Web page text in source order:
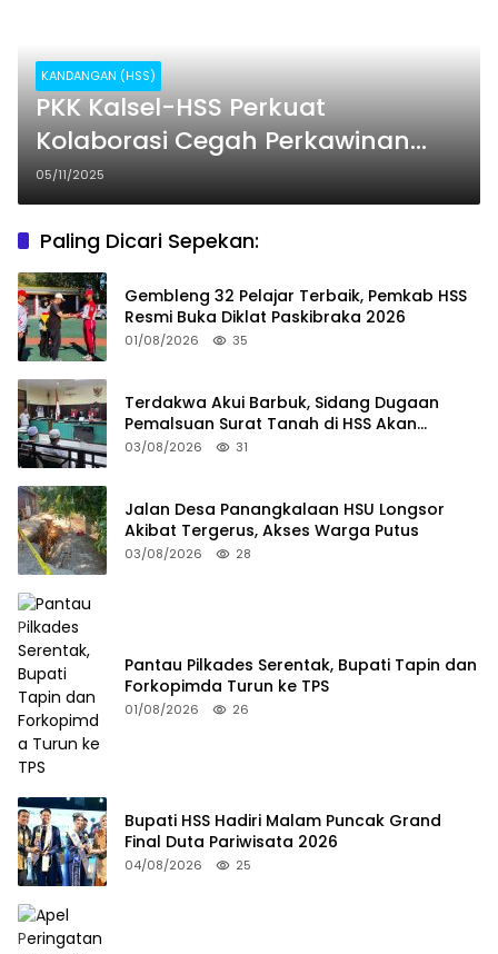
KANDANGAN (HSS)
PKK Kalsel-HSS Perkuat
Kolaborasi Cegah Perkawinan
Anak Lewat Sosialisasi Cepak
05/11/2025
Paling Dicari Sepekan:
Gembleng 32 Pelajar Terbaik, Pemkab HSS
Resmi Buka Diklat Paskibraka 2026
01/08/2026 35
Terdakwa Akui Barbuk, Sidang Dugaan
Pemalsuan Surat Tanah di HSS Akan
Berlanjut Tuntutan JPU
03/08/2026 31
Jalan Desa Panangkalaan HSU Longsor
Akibat Tergerus, Akses Warga Putus
03/08/2026 28
Pantau Pilkades Serentak, Bupati Tapin dan
Forkopimda Turun ke TPS
01/08/2026 26
Bupati HSS Hadiri Malam Puncak Grand
Final Duta Pariwisata 2026
04/08/2026 25